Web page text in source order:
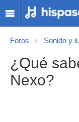
Foros Sonido y
¿Qué
Nexo?